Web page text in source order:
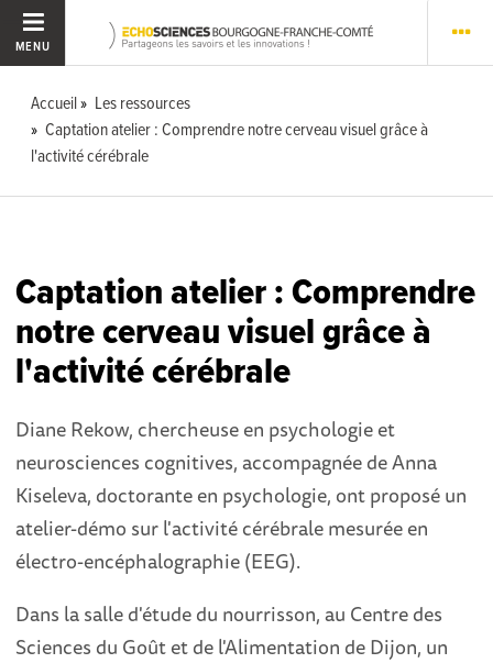
MENU
Accueil
Les ressources
Captation atelier : Comprendre notre cerveau visuel grâce à
l'activité cérébrale
Captation atelier : Comprendre
notre cerveau visuel grâce à
l'activité cérébrale
Diane Rekow, chercheuse en psychologie et
neurosciences cognitives, accompagnée de Anna
Kiseleva, doctorante en psychologie, ont proposé un
atelier-démo sur l'activité cérébrale mesurée en
électro-encéphalographie (EEG).
Dans la salle d'étude du nourrisson, au Centre des
Sciences du Goût et de l'Alimentation de Dijon, un